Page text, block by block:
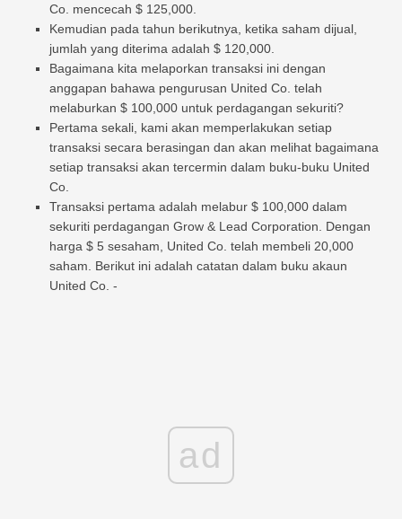
Co. mencecah $ 125,000.
Kemudian pada tahun berikutnya, ketika saham dijual,
jumlah yang diterima adalah $ 120,000.
Bagaimana kita melaporkan transaksi ini dengan
anggapan bahawa pengurusan United Co. telah
melaburkan $ 100,000 untuk perdagangan sekuriti?
Pertama sekali, kami akan memperlakukan setiap
transaksi secara berasingan dan akan melihat bagaimana
setiap transaksi akan tercermin dalam buku-buku United
Co.
Transaksi pertama adalah melabur $ 100,000 dalam
sekuriti perdagangan Grow & Lead Corporation. Dengan
harga $ 5 sesaham, United Co. telah membeli 20,000
saham. Berikut ini adalah catatan dalam buku akaun
United Co. -
ad